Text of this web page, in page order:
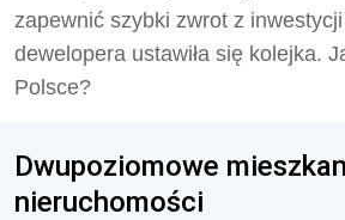
zapewnić szybki zwrot z
dewelopera ustawiła się kolejka.
Polsce?
Dwupoziomowe
nieruchomości